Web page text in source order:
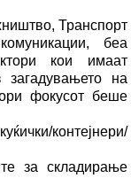
Транспорт
беа
кои имаат
загадувањето на
фокусот беше
контејнери/
за складирање